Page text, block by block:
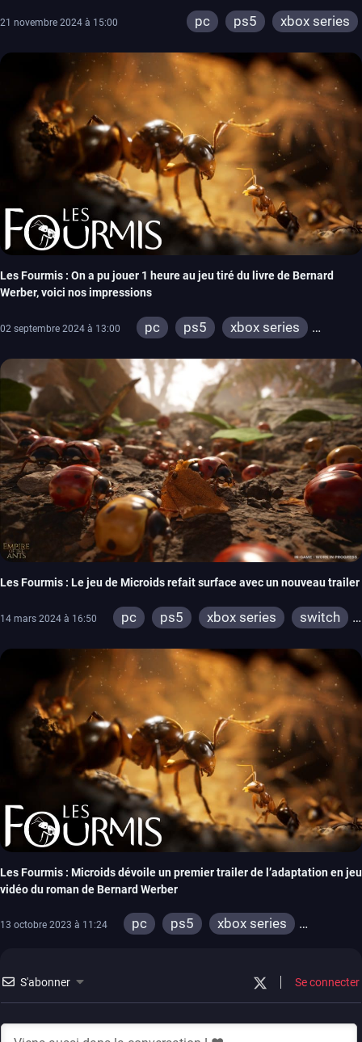
21 novembre 2024 à 15:00 pc ps5 xbox series
Les Fourmis : On a pu jouer 1 heure au jeu tiré du livre de Bernard
Werber, voici nos impressions
02 septembre 2024 à 13:00 pc ps5
xbox series
Les Fourmis : Le jeu de Microids refait surface avec un nouveau trailer
14 mars 2024 à 16:50 pc ps5 xbox series
switch
Les Fourmis : Microids dévoile un premier trailer de l’adaptation en jeu
vidéo du roman de Bernard Werber
13 octobre 2023 à 11:24 pc ps5
xbox series
S'abonner Se connecter